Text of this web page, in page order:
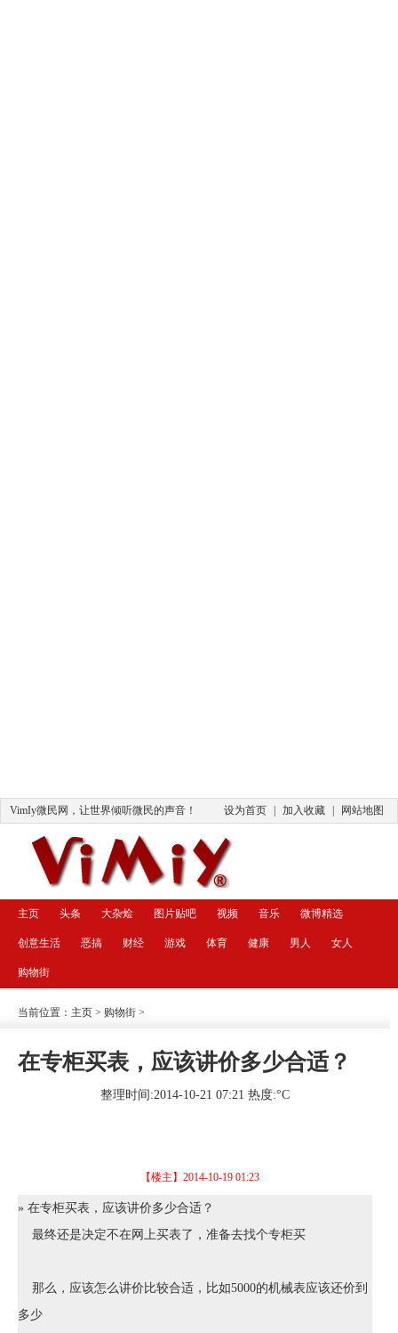
VimIy微民网，让世界倾听微民的声音！ 设为首页 加入收藏 网站地图
主页 头条 大杂烩 图片贴吧 视频 音乐 微博精选
创意生活 恶搞 财经 游戏 体育 健康 男人 女人
购物街
当前位置： 主页 > 购物街 >
在专柜买表，应该讲价多少合适？
整理时间:2014-10-21 07:21 热度:°C
【楼主】 2014-10-19 01:23
» 在专柜买表，应该讲价多少合适？
最终还是决定不在网上买表了，准备去找个专柜买
那么，应该怎么讲价比较合适，比如5000的机械表应该还价到
多少